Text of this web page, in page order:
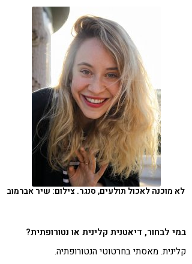
לא מוכנה לאכול תולעים, סנגר. צילום: שיר אברמוב
במי לבחור, דיאטנית קלינית או נטורופתית?
קלינית. מאסתי בחרטוטי הנטורופתיה.